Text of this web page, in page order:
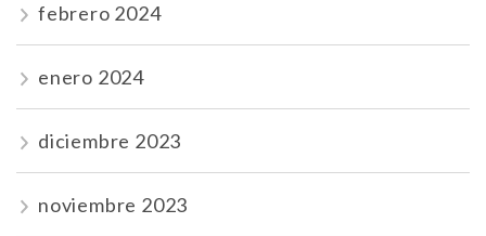
febrero 2024
enero 2024
diciembre 2023
noviembre 2023